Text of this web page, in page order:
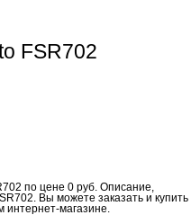
FSR702
по цене 0 руб. Описание,
Вы можете заказать и купить
интернет-магазине.